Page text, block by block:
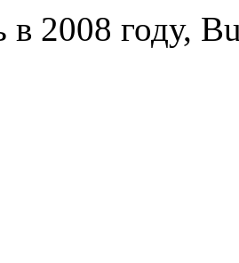
в 2008 году,